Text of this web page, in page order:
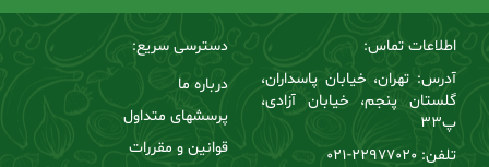
اطلاعات تماس:
آدرس: تهران، خیابان پاسداران،
گلستان پنجم، خیابان آزادی،
پ33
تلفن: 22977020-021
دسترسی سریع:
درباره ما
پرسشهای متداول
قوانین و مقررات